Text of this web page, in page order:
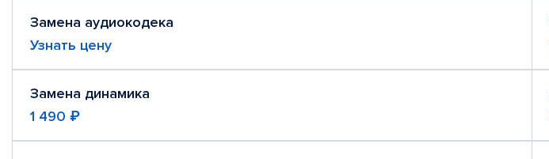
Замена аудиокодека
Узнать цену
Замена динамика
1 490 ₽